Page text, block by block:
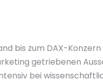
bis zum DAX-
getriebenen
bei